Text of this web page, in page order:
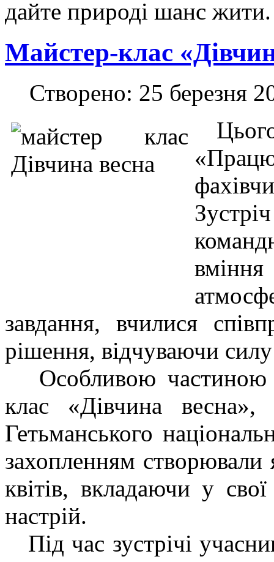
дайте природі шанс жити.
Майстер-клас
Створено: 25 березня
завдання, вчилися
рішення, відчуваючи
Особливою частиною
клас «Дівчина весна»,
Гетьманського
захопленням створювали
квітів, вкладаючи у
настрій.
Під час зустрічі